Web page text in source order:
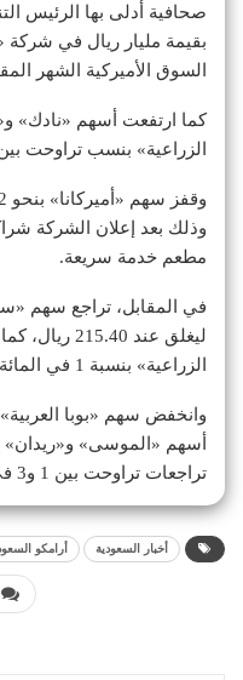
صحافية أدلى بها الرئيس
بقيمة مليار ريال في
السوق الأميركية الشهر
كما ارتفعت أسهم «نادك»
الزراعية» بنسب تراوحت بين 4 و6 في
مطعم خدمة سريعة.
ليغلق عند
الزراعية» بنسبة 1 في المائة عند 140 ريالاً.
أسهم «الموسى» و«ريدان»
تراجعات تراوحت بين 1 و3 في المائة.
أخبار السعودية أرامكو